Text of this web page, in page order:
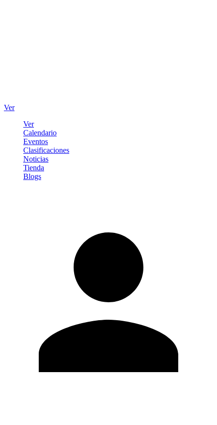
Ver
Ver
Calendario
Eventos
Clasificaciones
Noticias
Tienda
Blogs